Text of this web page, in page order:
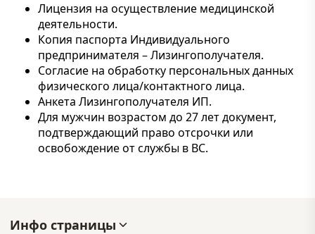
Лицензия на осуществление медицинской
деятельности.
Копия паспорта Индивидуального
предпринимателя – Лизингополучателя.
Согласие на обработку персональных данных
физического лица/контактного лица.
Анкета Лизингополучателя ИП.
Для мужчин возрастом до 27 лет документ,
подтверждающий право отсрочки или
освобождение от службы в ВС.
Инфо страницы